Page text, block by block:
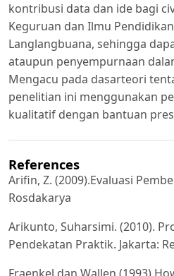
kontribusi data dan ide bagi
Keguruan dan Ilmu
Langlangbuana, sehingga
ataupun penyempurnaan
Mengacu pada dasarteori
penelitian ini menggunakan
kualitatif dengan bantuan
References
Arifin, Z. (2009).Evaluasi
Rosdakarya
Arikunto, Suharsimi. (2010).
Pendekatan Praktik. Jakarta: